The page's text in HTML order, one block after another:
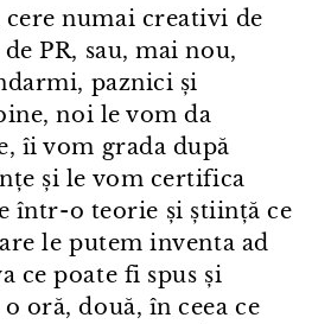
numai creativi de
PR, sau, mai nou,
paznici și
noi le vom da
îi vom grada după
și le vom certifica
într⁠-⁠o teorie și știință ce
le putem inventa ad
ce poate fi spus și
oră, două, în ceea ce